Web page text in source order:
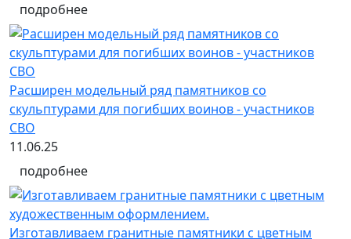
подробнее
Расширен модельный ряд памятников со
скульптурами для погибших воинов - участников
СВО
11.06.25
подробнее
Изготавливаем гранитные памятники с цветным